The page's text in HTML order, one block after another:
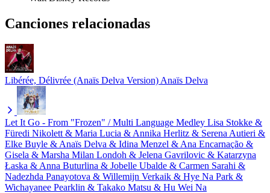
Canciones relacionadas
Libérée, Délivrée (Anaïs Delva Version) Anaïs Delva
Let It Go - From "Frozen" / Multi Language Medley Lisa Stokke &
Füredi Nikolett & Maria Lucia & Annika Herlitz & Serena Autieri &
Elke Buyle & Anaïs Delva & Idina Menzel & Ana Encarnação &
Gisela & Marsha Milan Londoh & Jelena Gavrilovic & Katarzyna
Łaska & Anna Buturlina & Jobelle Ubalde & Carmen Sarahi &
Nadezhda Panayotova & Willemijn Verkaik & Hye Na Park &
Wichayanee Pearklin & Takako Matsu & Hu Wei Na